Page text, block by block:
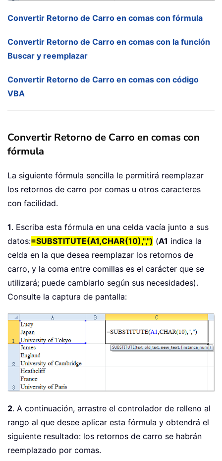
Convertir Retorno de Carro en comas con fórmula
Convertir Retorno de Carro en comas con la función
Buscar y reemplazar
Convertir Retorno de Carro en comas con código
VBA
Convertir Retorno de Carro en comas con
fórmula
La siguiente fórmula sencilla le permitirá reemplazar
los retornos de carro por comas u otros caracteres
con facilidad.
1. Escriba esta fórmula en una celda vacía junto a sus
datos:=SUBSTITUTE(A1,CHAR(10),",") (A1 indica la
celda en la que desea reemplazar los retornos de
carro, y la coma entre comillas es el carácter que se
utilizará; puede cambiarlo según sus necesidades).
Consulte la captura de pantalla:
2. A continuación, arrastre el controlador de relleno al
rango al que desee aplicar esta fórmula y obtendrá el
siguiente resultado: los retornos de carro se habrán
reemplazado por comas.